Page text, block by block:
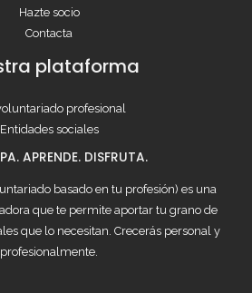
Hazte socio
Contacta
plataforma
profesional
Entidades sociales
APRENDE. DISFRUTA.
basado en tu profesión) es una
que te permite aportar tu grano de
que lo necesitan. Crecerás personal y
profesionalmente.